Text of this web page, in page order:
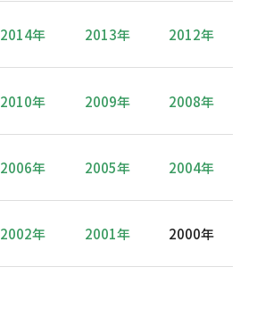
2014年 2013年 2012年
2010年 2009年 2008年
2006年 2005年 2004年
2002年 2001年 2000年